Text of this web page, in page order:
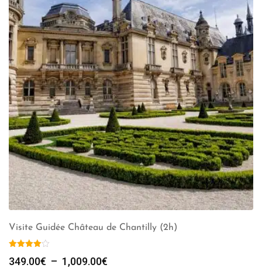
Visite Guidée Château de Chantilly (2h)
349.00€ – 1,009.00€